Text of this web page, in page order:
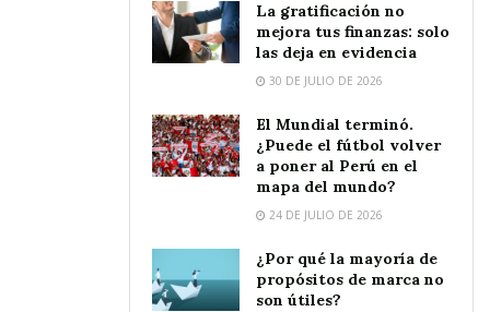
La gratificación no
mejora tus finanzas: solo
las deja en evidencia
30 DE JULIO DE 2026
El Mundial terminó.
¿Puede el fútbol volver
a poner al Perú en el
mapa del mundo?
24 DE JULIO DE 2026
¿Por qué la mayoría de
propósitos de marca no
son útiles?